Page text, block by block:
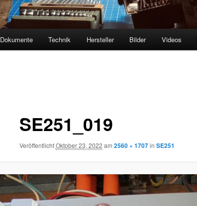
Dokumente Technik Hersteller Bilder Videos
SE251_019
VeröffentlichtOktober 23, 2022 am 2560 × 1707in SE251